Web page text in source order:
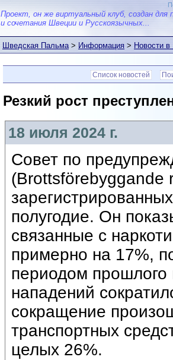
Проект, он же виртуальный клуб, создан для
и сочетания Швеции и Русскоязычных...
Шведская Пальма>Информация>Новости
Список новостей
Резкий рост
18 июля 2024 г.
Совет по
(Brottsförebyggande
полугодие. Он
связанные с
примерно на 17%,
периодом прошлого
нападений
сокращение
транспортных
целых 26%.